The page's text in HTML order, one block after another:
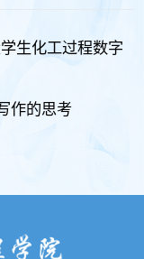
生化工过程数字
作的思考